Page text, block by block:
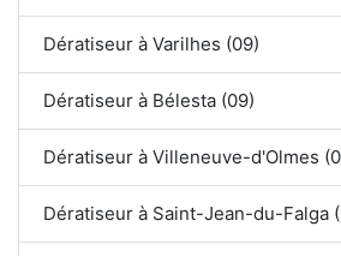
Dératiseur à Varilhes (09)
Dératiseur à Bélesta (09)
Dératiseur à Villeneuve-d'Olmes
Dératiseur à Saint-Jean-du-Falga